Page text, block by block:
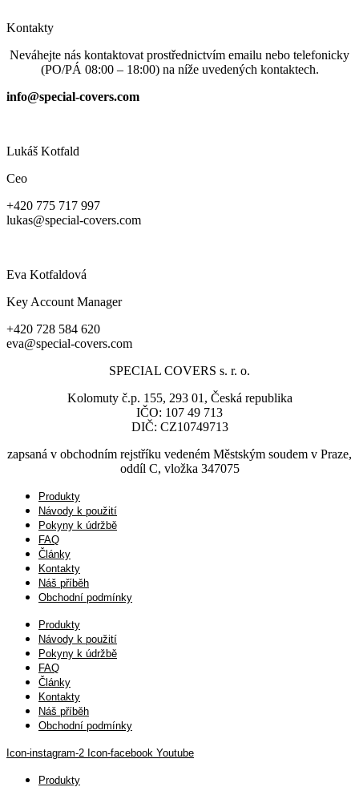
k
obsahu
Kontakty
Neváhejte nás kontaktovat prostřednictvím emailu nebo telefonicky
(PO/PÁ 08:00 – 18:00) na níže uvedených kontaktech.
info@special-covers.com
Lukáš Kotfald
Ceo
+420 775 717 997
lukas@special-covers.com
Eva Kotfaldová
Key Account Manager
+420 728 584 620
eva@special-covers.com
SPECIAL COVERS s. r. o.
Kolomuty č.p. 155, 293 01, Česká republika
IČO: 107 49 713
DIČ: CZ10749713
zapsaná v obchodním rejstříku vedeném Městským soudem v Praze,
oddíl C, vložka 347075
Produkty
Návody k použití
Pokyny k údržbě
FAQ
Články
Kontakty
Náš příběh
Obchodní podmínky
Produkty
Návody k použití
Pokyny k údržbě
FAQ
Články
Kontakty
Náš příběh
Obchodní podmínky
Icon-instagram-2 Icon-facebook Youtube
Produkty